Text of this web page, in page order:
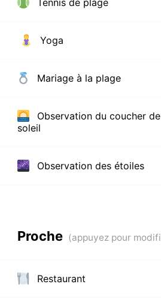
Tennis de plage
Yoga
Mariage à la plage
Observation du coucher de
soleil
Observation des étoiles
Proche
Restaurant